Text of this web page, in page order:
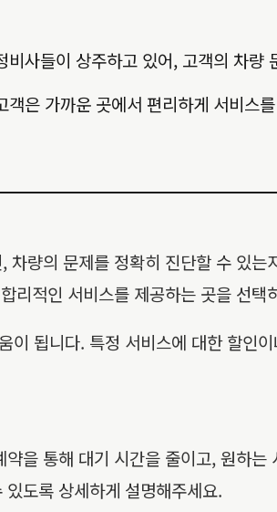
사들이 상주하고 있어, 고객의 차
은 가까운 곳에서 편리하게 서비스
량의 문제를 정확히 진단할 수 있
리적인 서비스를 제공하는 곳을 선택
됩니다. 특정 서비스에 대한 할인
을 통해 대기 시간을 줄이고, 원하
도록 상세하게 설명해주세요.